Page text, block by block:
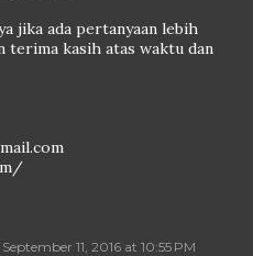
jika ada pertanyaan lebih
terima kasih atas waktu dan
September 11, 2016 at 10:55 PM